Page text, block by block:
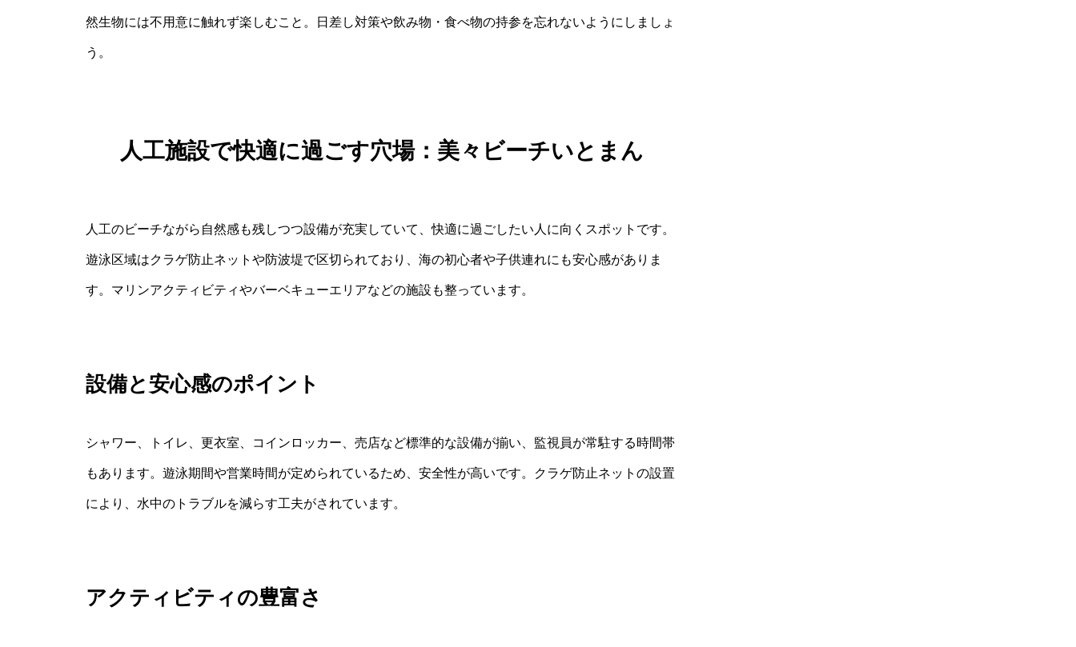
然生物には不用意に触れず楽しむこと。日差し対策や飲み物・食べ物の持参を忘れないようにしましょ
う。
人工施設で快適に過ごす穴場：美々ビーチいとまん
人工のビーチながら自然感も残しつつ設備が充実していて、快適に過ごしたい人に向くスポットです。
遊泳区域はクラゲ防止ネットや防波堤で区切られており、海の初心者や子供連れにも安心感がありま
す。マリンアクティビティやバーベキューエリアなどの施設も整っています。
設備と安心感のポイント
シャワー、トイレ、更衣室、コインロッカー、売店など標準的な設備が揃い、監視員が常駐する時間帯
もあります。遊泳期間や営業時間が定められているため、安全性が高いです。クラゲ防止ネットの設置
により、水中のトラブルを減らす工夫がされています。
アクティビティの豊富さ